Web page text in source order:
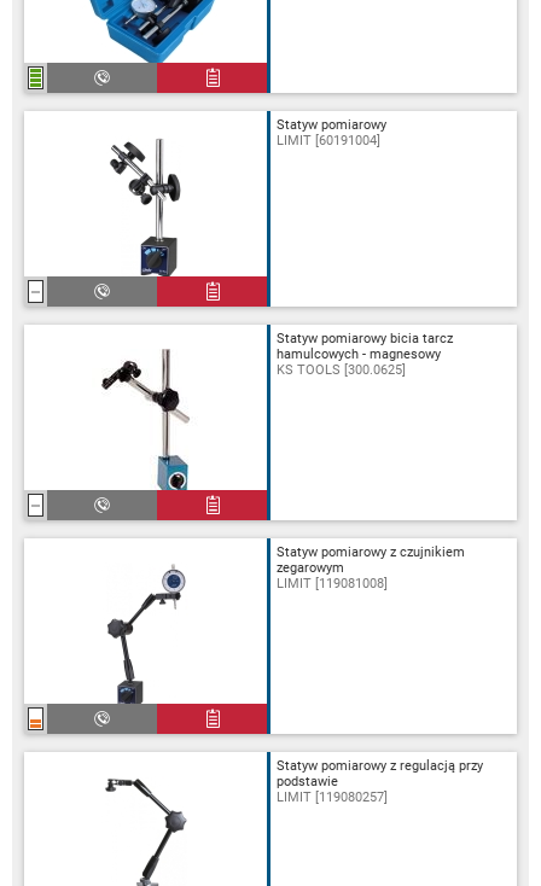
Statyw pomiarowy
LIMIT [60191004]
Statyw pomiarowy bicia tarcz
hamulcowych - magnesowy
KS TOOLS [300.0625]
Statyw pomiarowy z czujnikiem
zegarowym
LIMIT [119081008]
Statyw pomiarowy z regulacją przy
podstawie
LIMIT [119080257]